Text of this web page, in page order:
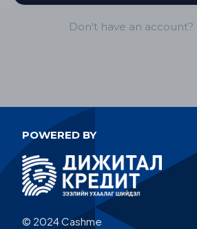
Don't have an account?
POWERED BY
© 2024 Cashme